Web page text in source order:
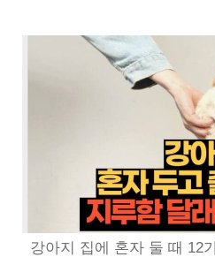
강아지 집에 혼자 둘 때 12